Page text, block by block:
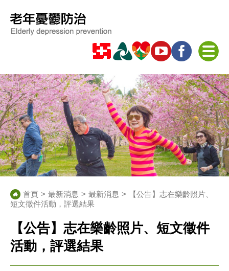
首頁 最新消息 最新消息
【公告】志在樂齡照片、
短文徵件活動，評選結果
【公告】志在樂齡照片、短文徵件
活動，評選結果